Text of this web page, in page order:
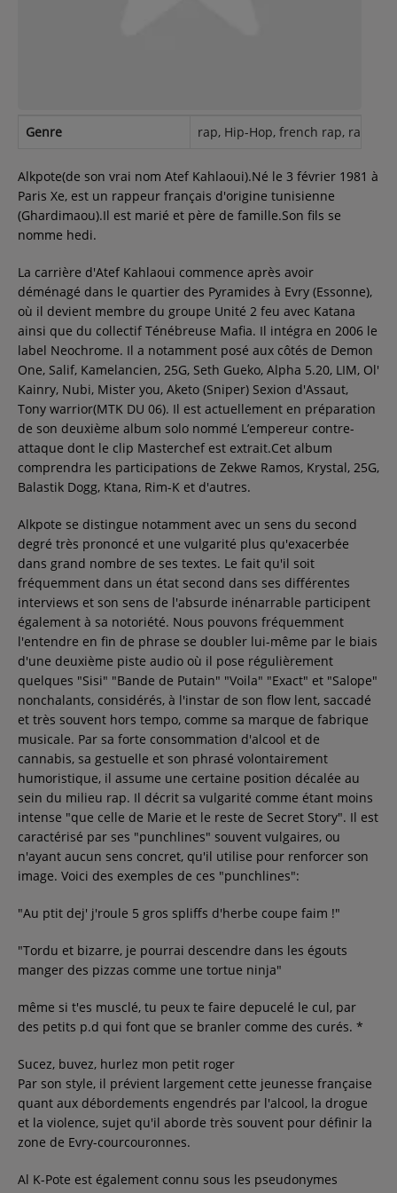
Recherche d'un titre
SE CONNECTER
Genre rap, Hip-Hop, french rap, rap
Alkpote(de son vrai nom Atef Kahlaoui).Né le 3 février 1981 à
Paris Xe, est un rappeur français d'origine tunisienne
(Ghardimaou).Il est marié et père de famille.Son fils se
nomme hedi.
La carrière d'Atef Kahlaoui commence après avoir
déménagé dans le quartier des Pyramides à Evry (Essonne),
où il devient membre du groupe Unité 2 feu avec Katana
ainsi que du collectif Ténébreuse Mafia. Il intégra en 2006 le
label Neochrome. Il a notamment posé aux côtés de Demon
One, Salif, Kamelancien, 25G, Seth Gueko, Alpha 5.20, LIM, Ol'
Kainry, Nubi, Mister you, Aketo (Sniper) Sexion d'Assaut,
Tony warrior(MTK DU 06). Il est actuellement en préparation
de son deuxième album solo nommé L’empereur contre-
attaque dont le clip Masterchef est extrait.Cet album
comprendra les participations de Zekwe Ramos, Krystal, 25G,
Balastik Dogg, Ktana, Rim-K et d'autres.
Alkpote se distingue notamment avec un sens du second
degré très prononcé et une vulgarité plus qu'exacerbée
dans grand nombre de ses textes. Le fait qu'il soit
fréquemment dans un état second dans ses différentes
interviews et son sens de l'absurde inénarrable participent
également à sa notoriété. Nous pouvons fréquemment
l'entendre en fin de phrase se doubler lui-même par le biais
d'une deuxième piste audio où il pose régulièrement
quelques "Sisi" "Bande de Putain" "Voila" "Exact" et "Salope"
nonchalants, considérés, à l'instar de son flow lent, saccadé
et très souvent hors tempo, comme sa marque de fabrique
musicale. Par sa forte consommation d'alcool et de
cannabis, sa gestuelle et son phrasé volontairement
humoristique, il assume une certaine position décalée au
sein du milieu rap. Il décrit sa vulgarité comme étant moins
intense "que celle de Marie et le reste de Secret Story". Il est
caractérisé par ses "punchlines" souvent vulgaires, ou
n'ayant aucun sens concret, qu'il utilise pour renforcer son
image. Voici des exemples de ces "punchlines":
"Au ptit dej' j'roule 5 gros spliffs d'herbe coupe faim !"
"Tordu et bizarre, je pourrai descendre dans les égouts
manger des pizzas comme une tortue ninja"
même si t'es musclé, tu peux te faire depucelé le cul, par
des petits p.d qui font que se branler comme des curés. *
Sucez, buvez, hurlez mon petit roger
Par son style, il prévient largement cette jeunesse française
quant aux débordements engendrés par l'alcool, la drogue
et la violence, sujet qu'il aborde très souvent pour définir la
zone de Evry-courcouronnes.
Al K-Pote est également connu sous les pseudonymes